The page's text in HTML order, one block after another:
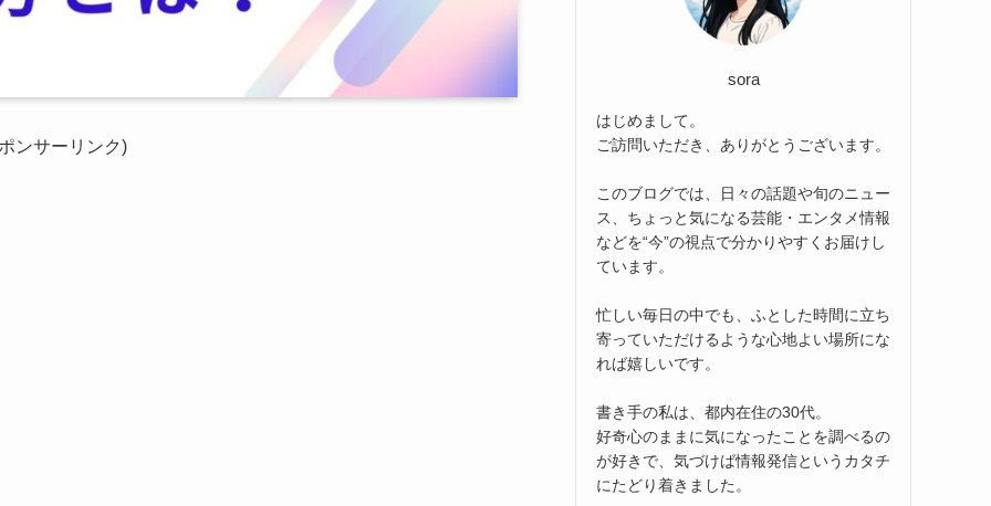
ンサーリンク)
sora
はじめまして。
ご訪問いただき、ありがとうございます。
このブログでは、日々の話題や旬のニュー
ス、ちょっと気になる芸能・エンタメ情報
などを“今”の視点で分かりやすくお届けし
ています。
忙しい毎日の中でも、ふとした時間に立ち
寄っていただけるような心地よい場所にな
れば嬉しいです。
書き手の私は、都内在住の30代。
好奇心のままに気になったことを調べるの
が好きで、気づけば情報発信というカタチ
にたどり着きました。